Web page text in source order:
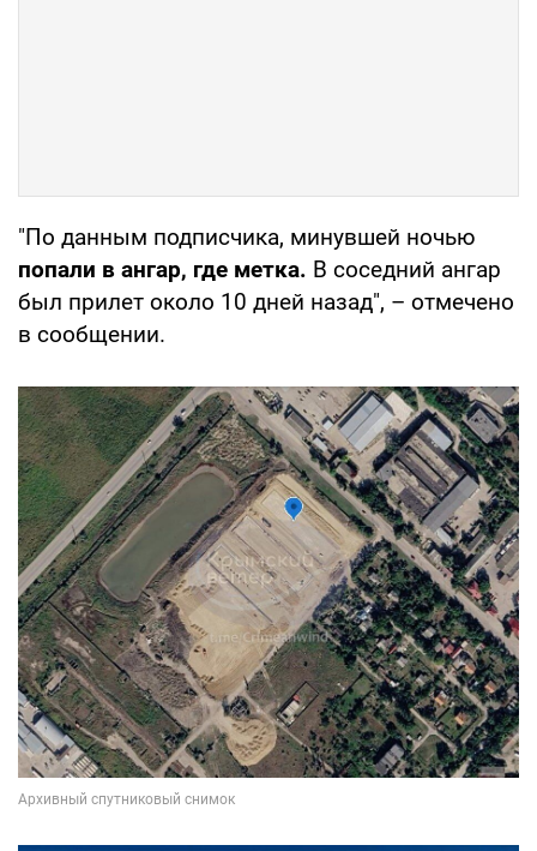
"По данным подписчика, минувшей ночью
попали в ангар, где метка. В соседний ангар
был прилет около 10 дней назад", – отмечено
в сообщении.